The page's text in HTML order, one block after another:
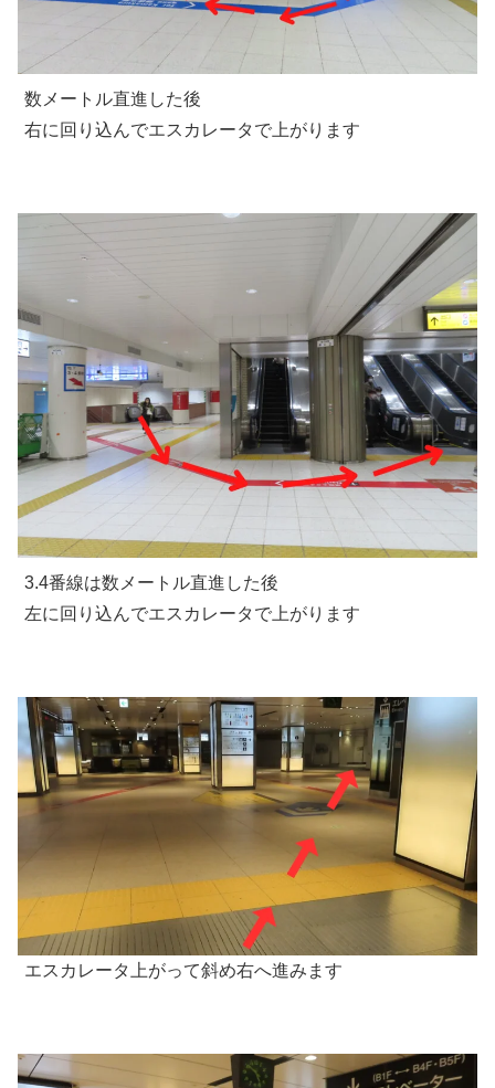
数メートル直進した後
右に回り込んでエスカレータで上がります
3.4番線は数メートル直進した後
左に回り込んでエスカレータで上がります
エスカレータ上がって斜め右へ進みます